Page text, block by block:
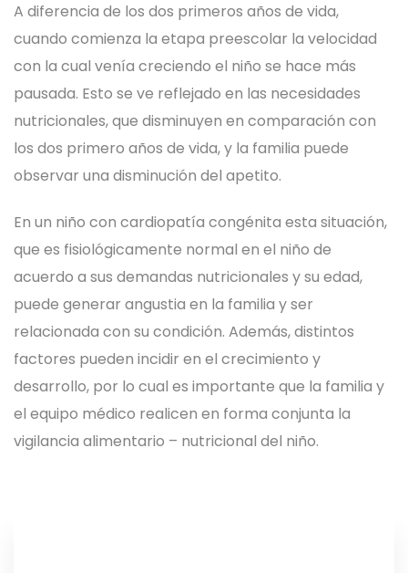
A diferencia de los dos primeros años de vida,
cuando comienza la etapa preescolar la velocidad
con la cual venía creciendo el niño se hace más
pausada. Esto se ve reflejado en las necesidades
nutricionales, que disminuyen en comparación con
los dos primero años de vida, y la familia puede
observar una disminución del apetito.
En un niño con cardiopatía congénita esta situación,
que es fisiológicamente normal en el niño de
acuerdo a sus demandas nutricionales y su edad,
puede generar angustia en la familia y ser
relacionada con su condición. Además, distintos
factores pueden incidir en el crecimiento y
desarrollo, por lo cual es importante que la familia y
el equipo médico realicen en forma conjunta la
vigilancia alimentario – nutricional del niño.